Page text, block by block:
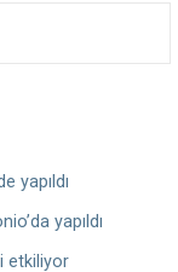
yapıldı
yapıldı
etkiliyor